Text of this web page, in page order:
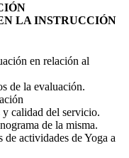
LA INSTRUCCIÓN
en relación al
de la evaluación.
calidad del servicio.
de la misma.
actividades de Yoga a